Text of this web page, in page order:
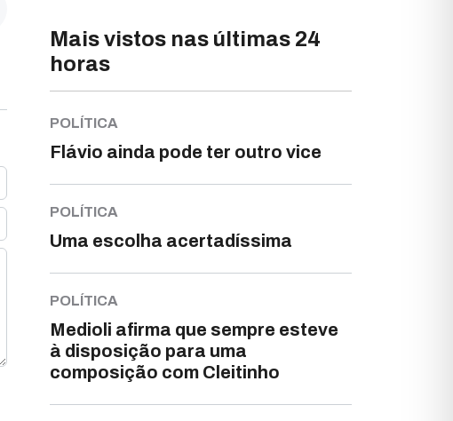
Mais vistos nas últimas 24
horas
POLÍTICA
Flávio ainda pode ter outro vice
POLÍTICA
Uma escolha acertadíssima
POLÍTICA
Medioli afirma que sempre esteve
à disposição para uma
composição com Cleitinho